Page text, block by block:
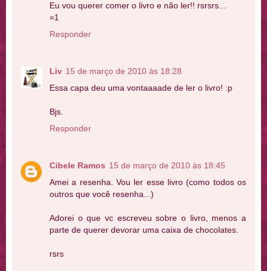
Eu vou querer comer o livro e não ler!! rsrsrs...
=1
Responder
Liv 15 de março de 2010 às 18:28
Essa capa deu uma vontaaaade de ler o livro! :p
Bjs.
Responder
Cibele Ramos 15 de março de 2010 às 18:45
Amei a resenha. Vou ler esse livro (como todos os
outros que você resenha...)
Adorei o que vc escreveu sobre o livro, menos a
parte de querer devorar uma caixa de chocolates.
rsrs